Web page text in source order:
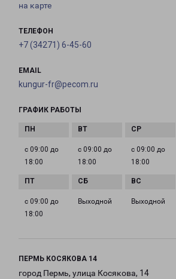
на карте
ТЕЛЕФОН
+7 (34271) 6-45-60
EMAIL
kungur-fr@pecom.ru
ГРАФИК РАБОТЫ
с 09:00 до
18:00
с 09:00 до
18:00
с 09:00 до
18:00
с 09:00 до
18:00
Выходной Выходной
ПЕРМЬ КОСЯКОВА 14
город Пермь, улица Косякова, 14